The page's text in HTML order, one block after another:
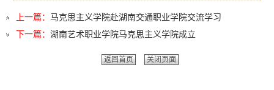
上一篇： 马克思主义学院赴湖南交通职业学院交流学习
下一篇： 湖南艺术职业学院马克思主义学院成立
返回首页 关闭页面